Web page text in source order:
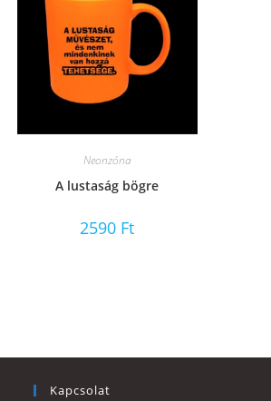
Neonzóna
A lustaság bögre
2590 Ft
Kapcsolat